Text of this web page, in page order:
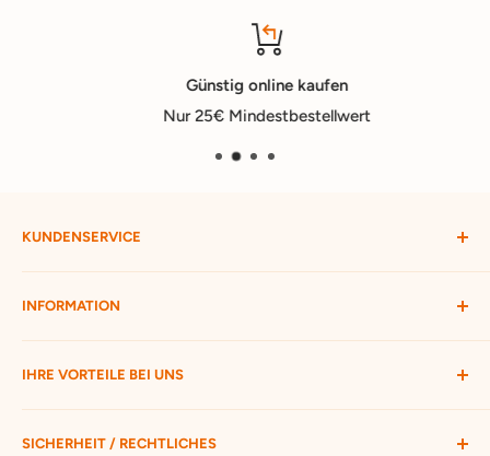
Günstig online kaufen
Nur 25€ Mindestbestellwert
KUNDENSERVICE
Mein Konto
Widerruf starten
Bestellung verfolgen
Passwort vergessen
Kontakt
INFORMATION
Versandbedingungen
Ratgeber
Hofmax stellt sich vor
IHRE VORTEILE BEI UNS
ca. 3.500 Produkte zur Auswahl
Nur 25 € Mindestbestellwert
SICHERHEIT / RECHTLICHES